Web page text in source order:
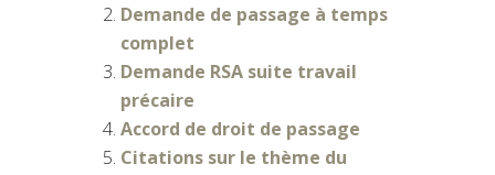
Demande de passage à temps
complet
Demande RSA suite travail
précaire
Accord de droit de passage
Citations sur le thème du